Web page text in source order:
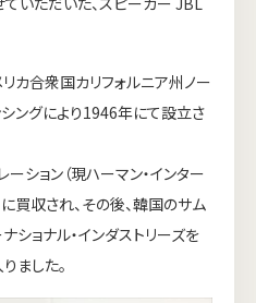
リカ合衆国カリフォルニア州ノー
シングにより1946年にて設立さ
ション（現ハーマン・インター
に買収され、その後、韓国のサム
ショナル・インダストリーズを
ました。